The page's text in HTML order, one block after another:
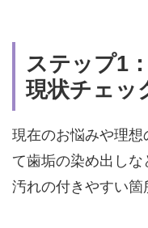
ステップ1
現状チェッ
現在のお悩みや理
て歯垢の染め出しな
汚れの付きやすい箇